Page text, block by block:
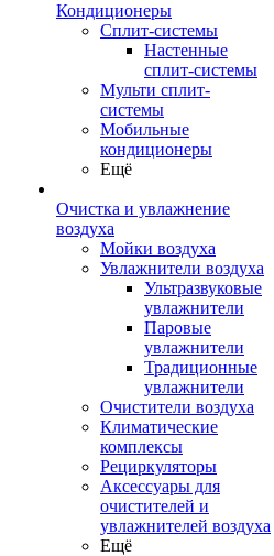
Кондиционеры
Сплит-системы
Настенные
сплит-системы
Мульти сплит-
системы
Мобильные
кондиционеры
Ещё
Очистка и увлажнение
воздуха
Мойки воздуха
Увлажнители воздуха
Ультразвуковые
увлажнители
Паровые
увлажнители
Традиционные
увлажнители
Очистители воздуха
Климатические
комплексы
Рециркуляторы
Аксессуары для
очистителей и
увлажнителей воздуха
Ещё